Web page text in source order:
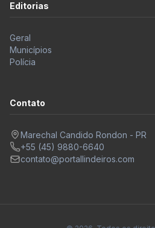
Geral
Municípios
Marechal Candido Rondon - PR
+55 (45) 9880-6640
contato@portallindeiros.com